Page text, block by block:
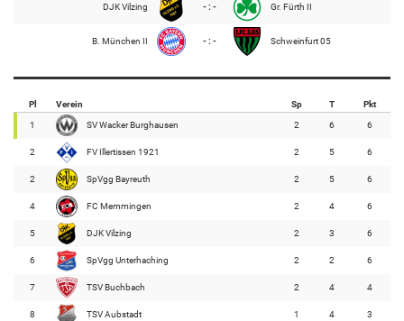
DJK Vilzing - : - Gr. Fürth II
B. München II - : - Schweinfurt 05
Pl Verein Sp T Pkt
1 SV Wacker Burghausen 2 6 6
2 FV Illertissen 1921 2 5 6
2 SpVgg Bayreuth 2 5 6
4 FC Memmingen 2 4 6
5 DJK Vilzing 2 3 6
6 SpVgg Unterhaching 2 2 6
7 TSV Buchbach 2 4 4
8 TSV Aubstadt 1 4 3